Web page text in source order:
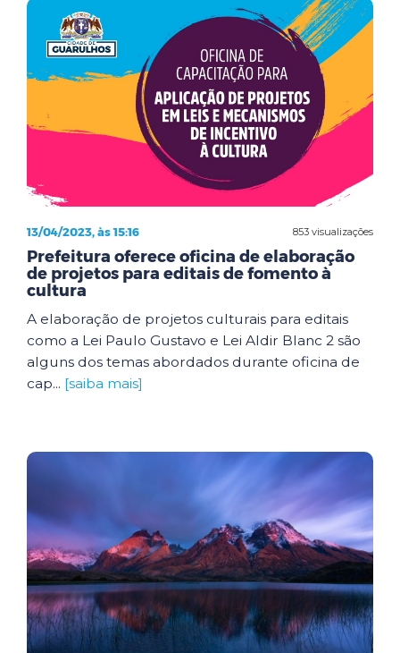
853 visualizações
13/04/2023, às 15:16
Prefeitura oferece oficina de elaboração
de projetos para editais de fomento à
cultura
A elaboração de projetos culturais para editais
como a Lei Paulo Gustavo e Lei Aldir Blanc 2 são
alguns dos temas abordados durante oficina de
cap... [saiba mais]